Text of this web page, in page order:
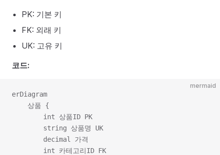
PK: 기본 키
FK: 외래 키
UK: 고유 키
코드:
mermaid
erDiagram
    상품 {
        int 상품ID PK
        string 상품명 UK
        decimal 가격
        int 카테고리ID FK